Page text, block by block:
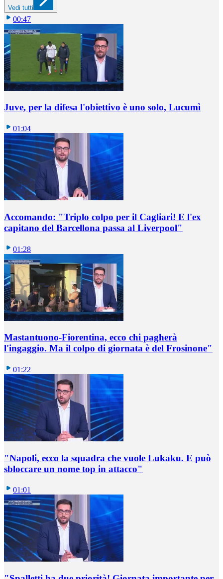
Vedi tutti
00:47
Juve, per la difesa l'obiettivo è uno solo, Lucumì
01:04
Accomando: "Triplo colpo per il Cagliari! E l'ex
capitano del Barcellona passa al Liverpool"
01:28
Mastantuono-Fiorentina, ecco chi pagherà
l'ingaggio. Ma il colpo di giornata è del Frosinone"
01:22
"Napoli, ecco la squadra che vuole Lukaku. E può
sbloccare un nome top in attacco"
01:01